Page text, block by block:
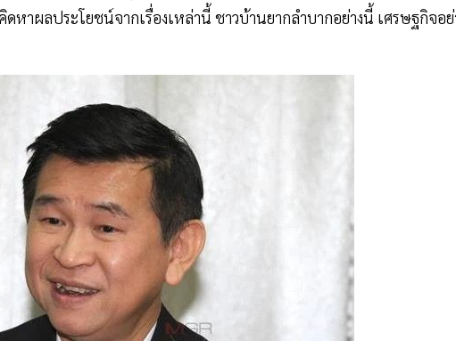
หาผลประโยชน์จากเรื่องเหล่านี้ ชาวบ้านยากลำบากอย่างนี้ เศรษฐกิจอย่